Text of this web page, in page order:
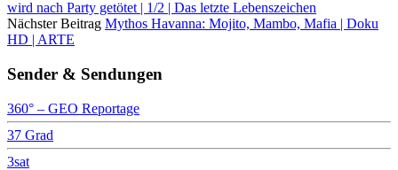
wird nach Party getötet | 1/2 | Das letzte Lebenszeichen
Nächster Beitrag Mythos Havanna: Mojito, Mambo, Mafia | Doku
HD | ARTE
Sender & Sendungen
360° – GEO Reportage
37 Grad
3sat